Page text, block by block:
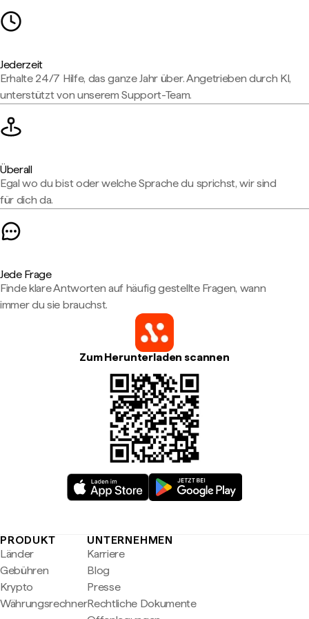
Jederzeit
Erhalte 24/7 Hilfe, das ganze Jahr über. Angetrieben durch KI,
unterstützt von unserem Support-Team.
Überall
Egal wo du bist oder welche Sprache du sprichst, wir sind
für dich da.
Jede Frage
Finde klare Antworten auf häufig gestellte Fragen, wann
immer du sie brauchst.
Zum Herunterladen scannen
PRODUKT
Länder
Gebühren
Krypto
Währungsrechner
UNTERNEHMEN
Karriere
Blog
Presse
Rechtliche Dokumente